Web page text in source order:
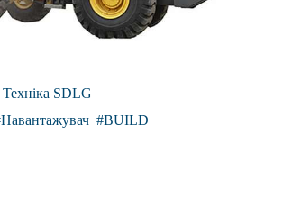
Техніка SDLG
Навантажувач BUILD